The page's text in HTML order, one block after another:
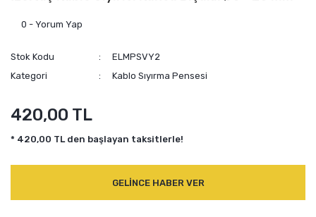
0 - Yorum Yap
Stok Kodu
ELMPSVY2
Kategori
Kablo Sıyırma Pensesi
420,00 TL
* 420,00 TL den başlayan taksitlerle!
GELİNCE HABER VER